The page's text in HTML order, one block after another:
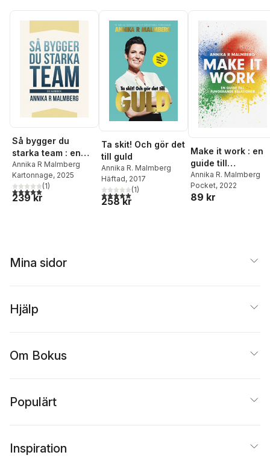
Så bygger du
starka team : en
handbok
Annika R Malmberg
Kartonnage, 2025
5,0utav 5 stjärnor. Totalt antal röster:
(1)
239 kr
Ta skit! Och gör det
till guld
Annika R. Malmberg
Häftad, 2017
5,0utav 5 stjärnor. Totalt antal röster:
(1)
258 kr
Make it work : en
guide till
fungerande
relationer
Annika R. Malmberg
Pocket, 2022
89 kr
Mina sidor
Hjälp
Om Bokus
Populärt
Inspiration